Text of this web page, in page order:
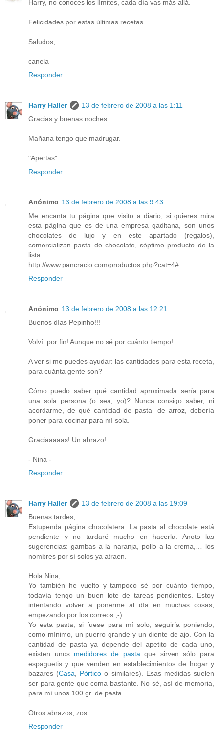
Harry, no conoces los límites, cada día vas más allá.
Felicidades por estas últimas recetas.
Saludos,
canela
Responder
Harry Haller
13 de febrero de 2008 a las 1:11
Gracias y buenas noches.
Mañana tengo que madrugar.
"Apertas"
Responder
Anónimo 13 de febrero de 2008 a las 9:43
Me encanta tu página que visito a diario, si quieres mira
esta página que es de una empresa gaditana, son unos
chocolates de lujo y en este apartado (regalos),
comercializan pasta de chocolate, séptimo producto de la
lista.
http://www.pancracio.com/productos.php?cat=4#
Responder
Anónimo 13 de febrero de 2008 a las 12:21
Buenos días Pepinho!!!
Volví, por fin! Aunque no sé por cuánto tiempo!
A ver si me puedes ayudar: las cantidades para esta receta,
para cuánta gente son?
Cómo puedo saber qué cantidad aproximada sería para
una sola persona (o sea, yo)? Nunca consigo saber, ni
acordarme, de qué cantidad de pasta, de arroz, debería
poner para cocinar para mí sola.
Graciaaaaas! Un abrazo!
- Nina -
Responder
Harry Haller
13 de febrero de 2008 a las 19:09
Buenas tardes,
Estupenda página chocolatera. La pasta al chocolate está
pendiente y no tardaré mucho en hacerla. Anoto las
sugerencias: gambas a la naranja, pollo a la crema,… los
nombres por sí solos ya atraen.
Hola Nina,
Yo también he vuelto y tampoco sé por cuánto tiempo,
todavía tengo un buen lote de tareas pendientes. Estoy
intentando volver a ponerme al día en muchas cosas,
empezando por los correos ;-)
Yo esta pasta, si fuese para mí solo, seguiría poniendo,
como mínimo, un puerro grande y un diente de ajo. Con la
cantidad de pasta ya depende del apetito de cada uno,
existen unos medidores de pasta que sirven sólo para
espaguetis y que venden en establecimientos de hogar y
bazares (Casa Pórtico o similares). Esas medidas suelen
ser para gente que coma bastante. No sé, así de memoria,
para mí unos 100 gr. de pasta.
Otros abrazos, zos
Responder